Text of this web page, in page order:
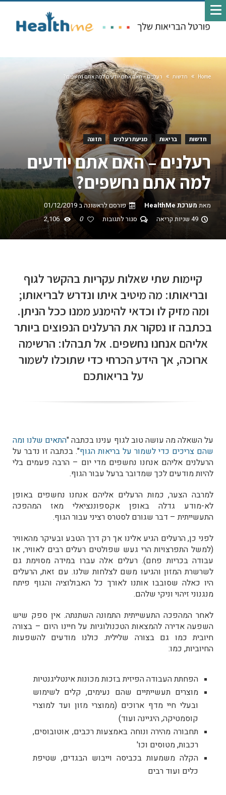
Home חדשות רעלנים – האם אתם יודעים למה אתם נחשפים?
חדשות בריאות מניעת רעלנים תזונה
רעלנים – האם אתם יודעים
למה אתם נחשפים?
מאת מערכת HealthMe פורסם לראשונה ב01/12/2019
49 שניות קריאה
סגור לתגובות 0
2,106
קיימות שתי שאלות עקריות בהקשר לגוף
ובריאותו: מה מיטיב איתו ונדרש לבריאותו;
ומה מזיק לו וכדאי להימנע ממנו ככל הניתן.
בכתבה זו נסקור את הרעלנים הנפוצים ביותר
אליהם אנחנו נחשפים. אל תבהלו: הרשימה
ארוכה, אך הידע הכרחי כדי שתוכלו לשמור
על בריאותכם
על השאלה מה עושה טוב לגוף ענינו בכתבה "התאים שלנו ומה
שהם צריכים כדי לשמור על בריאות הגוף". בכתבה זו נדבר על
הרעלנים אליהם אנחנו נחשפים מדי יום – הרבה פעמים בלי
להיות מודעים לכך שמדובר ברעל עבור הגוף.
למרבה הצער, כמות הרעלים אליהם אנחנו נחשפים באופן
לא-מודע גדלה באופן אקספוננציאלי מאז המהפכה
התעשייתית – דבר שגורם לסטרס רציני עבור הגוף.
לפני כן, הרעלים הגיע אלינו אך רק דרך הטבע ובעיקר מהאוויר
(למשל התפרצויות הרי געש שפולטים רעלים רבים לאוויר, או
עבודה בכריות פחם). רעלים אלה עברו במידה מסוימת גם
לשרשרת המזון והגיעו משם לצלחות שלנו. עם זאת, הרעלים
היו כאלה שסובבו אותנו לאורך כל האבולוציה והגוף פיתח
מנגנוני זיהוי וניקי שלהם.
לאחר המהפכה התעשייתית התמונה השתנתה.אין ספק שיש
השפעה אדירה להמצאות הטכנולוגיות על חיינו היום – בצורה
חיובית כמו גם בצורה שלילית. כולנו מודעים להשפעות
החיוביות, כמו:
הפחתת העבודה הפיזית בזכות מכונות אינטליגנטיות
מוצרים תעשייתיים שהם נעימים, קלים לשימוש
ובעלי חיי מדף ארוכים (ממוצרי מזון ועד למוצרי
קוסמטיקה, היגיינה ועוד)
תחבורה מהירה ונוחה באמצעות רכבים, אוטובוסים,
רכבות, מטוסים וכו'
הקלה משמעות בכביסה וייבוש הבגדים, שטיפת
כלים ועוד רבים